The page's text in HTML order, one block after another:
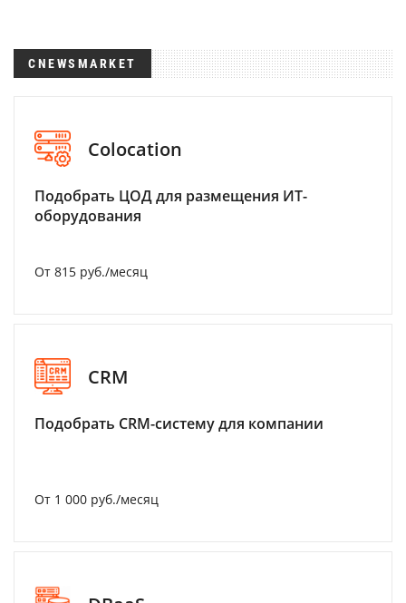
CNEWSMARKET
Colocation
Подобрать ЦОД для размещения ИТ-
оборудования
От 815 руб./месяц
CRM
Подобрать CRM-систему для компании
От 1 000 руб./месяц